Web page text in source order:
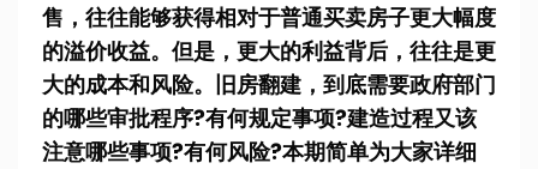
售，往往能够获得相对于普通买卖房子更大幅度
的溢价收益。但是，更大的利益背后，往往是更
大的成本和风险。旧房翻建，到底需要政府部门
的哪些审批程序?有何规定事项?建造过程又该
注意哪些事项?有何风险?本期简单为大家详细